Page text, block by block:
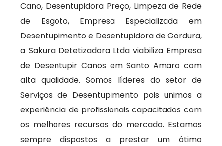
Cano, Desentupidora Preço, Limpeza de Rede
de Esgoto, Empresa Especializada em
Desentupimento e Desentupidora de Gordura,
a Sakura Detetizadora Ltda viabiliza Empresa
de Desentupir Canos em Santo Amaro com
alta qualidade. Somos líderes do setor de
Serviços de Desentupimento pois unimos a
experiência de profissionais capacitados com
os melhores recursos do mercado. Estamos
sempre dispostos a prestar um ótimo